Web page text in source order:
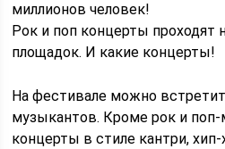
миллионов человек!
Рок и поп концерты проходят
площадок. И какие концерты!
На фестивале можно
музыкантов. Кроме рок и
концерты в стиле кантри,